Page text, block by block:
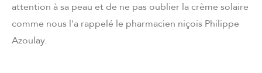
attention à sa peau et de ne pas oublier la crème solaire
comme nous l'a rappelé le pharmacien niçois Philippe
Azoulay.